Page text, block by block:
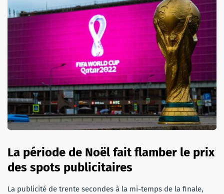
La période de Noël fait flamber le prix
des spots publicitaires
La publicité de trente secondes à la mi-temps de la finale,